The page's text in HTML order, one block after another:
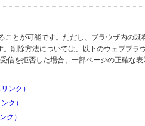
ことが可能です。ただし、ブラウザ内の
削除方法については、以下のウェブブラ
信を拒否した場合、一部ページの正確な
ンク）
ク）
ク）